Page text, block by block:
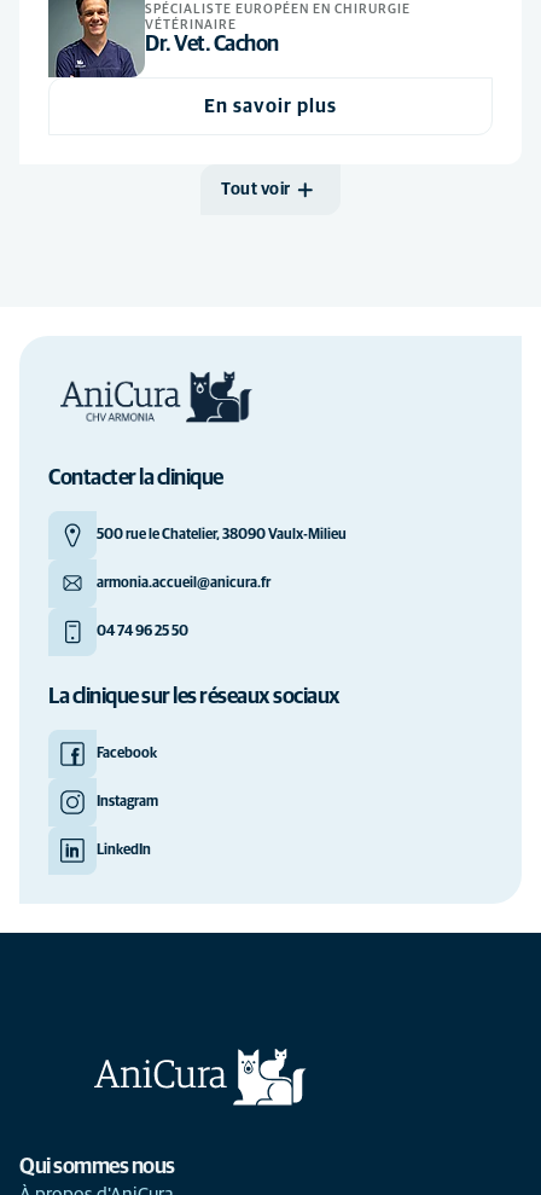
SPÉCIALISTE EUROPÉEN EN CHIRURGIE
VÉTÉRINAIRE
Dr. Vet. Cachon
En savoir plus
Tout voir
Contacter la clinique
500 rue le Chatelier, 38090 Vaulx-Milieu
armonia.accueil@anicura.fr
04 74 96 25 50
La clinique sur les réseaux sociaux
Facebook
Instagram
LinkedIn
Qui sommes nous